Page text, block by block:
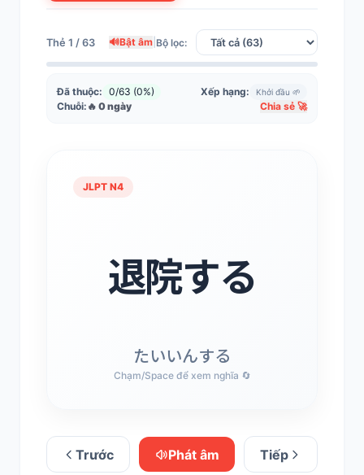
Thẻ 1 / 63 🔊Bật âm Bộ lọc:
Đã thuộc: 0/63 (0%) Xếp hạng: Khởi đầu 🌱
Chuỗi: 🔥 0 ngày Chia sẻ 🚀
JLPT N4
退院する
たいいんする
Chạm/Space để xem nghĩa 🔄
tự và ghép âm đọc.
Chạm/Space để lật lại 🔄
Trước Phát âm Tiếp